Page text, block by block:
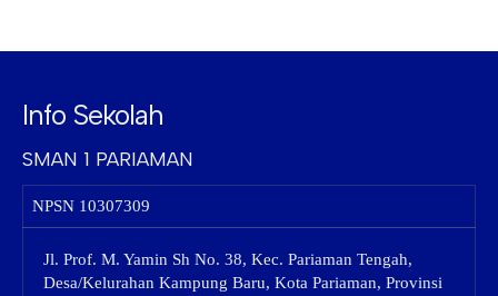
Info Sekolah
SMAN 1 PARIAMAN
NPSN 10307309
Jl. Prof. M. Yamin Sh No. 38, Kec. Pariaman Tengah,
Desa/Kelurahan Kampung Baru, Kota Pariaman, Provinsi